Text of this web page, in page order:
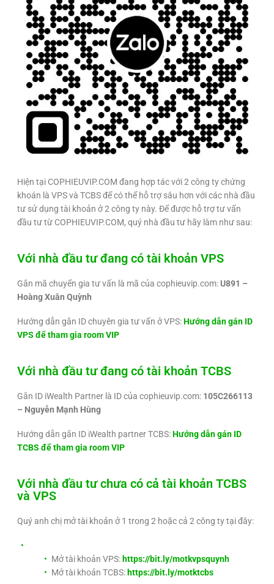
Hiện tại COPHIEUVIP.COM đang hợp tác với 2 công ty chứng
khoán là VPS và TCBS để có thể hỗ trợ sâu hơn với các nhà đầu
tư sử dụng tài khoản ở 2 công ty này. Để được hỗ trợ tư vấn
đầu tư từ COPHIEUVIP.COM, quý nhà đầu tư hãy làm như sau:
Với nhà đầu tư đang có tài khoản VPS
Gắn mã chuyển gia tư vấn là mã của cophieuvip.com:U891 –
Hoàng Xuân Quỳnh
Hướng dẫn gắn ID chuyên gia tư vấn ở VPS:Hướng dẫn gán ID
VPS để tham gia room VIP
Với nhà đầu tư đang có tài khoản TCBS
Gắn ID iWealth Partner là ID của cophieuvip.com: 105C266113
– Nguyễn Mạnh Hùng
Hướng dẫn gắn ID iWealth partner TCBS:Hướng dẫn gán ID
TCBS để tham gia room VIP
Với nhà đầu tư chưa có cả tài khoản TCBS
và VPS
Quý anh chị mở tài khoản ở 1 trong 2 hoặc cả 2 công ty tại đây:
Mở tài khoản VPS: https://bit.ly/motkvpsquynh
Mở tài khoản TCBS: https://bit.ly/motktcbs